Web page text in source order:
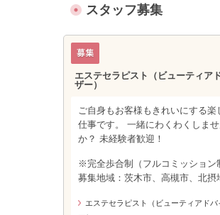
スタッフ募集
エステセラピスト（ビューティア
ザー）
ご自身もお客様もきれいにする楽
仕事です。 一緒にわくわくしま
か？ 未経験者歓迎！
※完全歩合制（フルコミッション
募集地域：茨木市、高槻市、北摂
エステセラピスト（ビューティアドバ